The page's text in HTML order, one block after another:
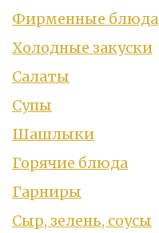
Фирменные блюда
Холодные закуски
Салаты
Супы
Шашлыки
Горячие блюда
Гарниры
Сыр, зелень, соусы